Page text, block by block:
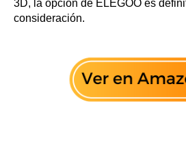
3D, la opción de ELEGOO es
consideración.